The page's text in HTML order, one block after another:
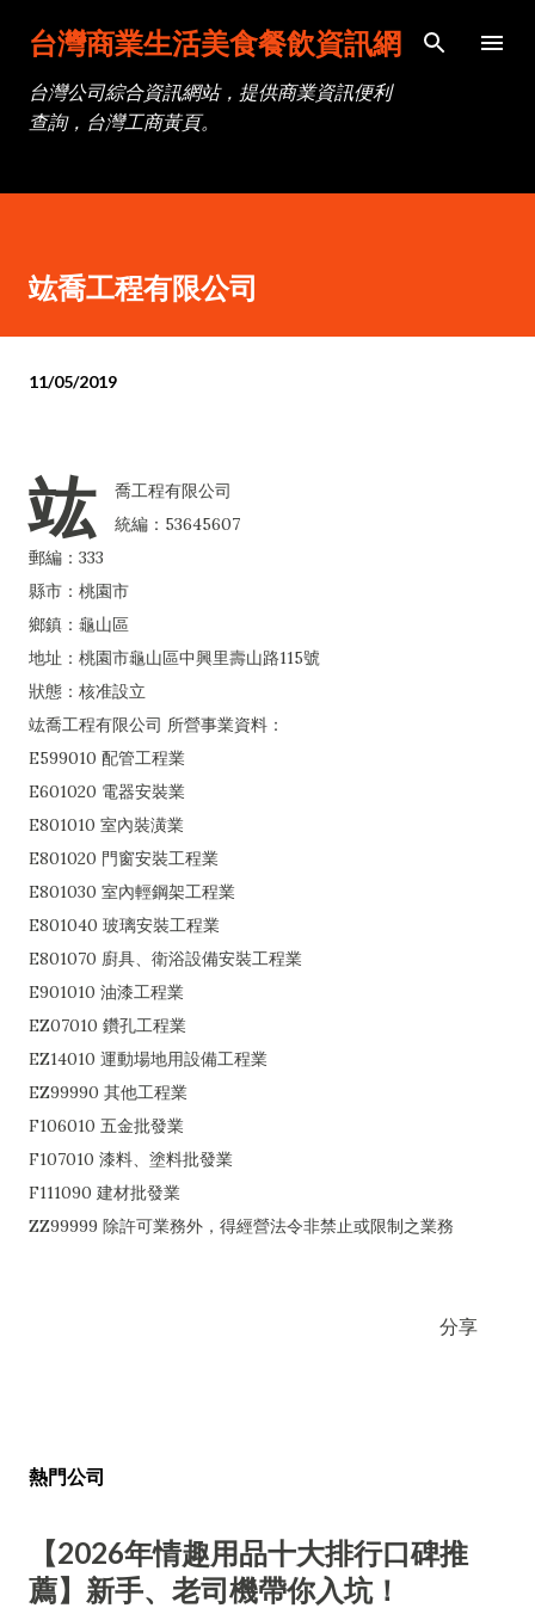
跳到主要內容
台灣商業生活美食餐飲資訊網
台灣公司綜合資訊網站，提供商業資訊便利
查詢，台灣工商黃頁。
竑喬工程有限公司
11/05/2019
竑
喬工程有限公司
統編：53645607
郵編：333
縣市：桃園市
鄉鎮：龜山區
地址：桃園市龜山區中興里壽山路115號
狀態：核准設立
竑喬工程有限公司 所營事業資料：
E599010 配管工程業
E601020 電器安裝業
E801010 室內裝潢業
E801020 門窗安裝工程業
E801030 室內輕鋼架工程業
E801040 玻璃安裝工程業
E801070 廚具、衛浴設備安裝工程業
E901010 油漆工程業
EZ07010 鑽孔工程業
EZ14010 運動場地用設備工程業
EZ99990 其他工程業
F106010 五金批發業
F107010 漆料、塗料批發業
F111090 建材批發業
ZZ99999 除許可業務外，得經營法令非禁止或限制之業務
分享
熱門公司
【2026年情趣用品十大排行口碑推
薦】新手、老司機帶你入坑！